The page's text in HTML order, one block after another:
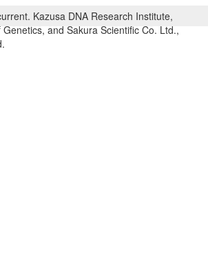
Kazusa DNA Research Institute,
and Sakura Scientific Co. Ltd.,